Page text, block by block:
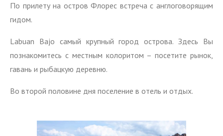
По прилету на остров Флорес встреча с англоговорящим
гидом.
Labuan Bajo самый крупный город острова. Здесь Вы
познакомитесь с местным колоритом – посетите рынок,
гавань и рыбацкую деревню.
Во второй половине дня поселение в отель и отдых.